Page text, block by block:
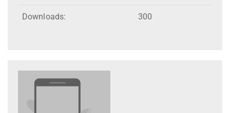
Downloads: 300